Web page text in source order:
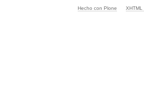
Hecho con Plone XHTML